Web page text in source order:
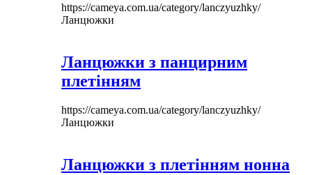
https://cameya.com.ua/category/lanczyuzhky/
Ланцюжки
Ланцюжки з панцирним
плетінням
https://cameya.com.ua/category/lanczyuzhky/
Ланцюжки
Ланцюжки з плетінням нонна